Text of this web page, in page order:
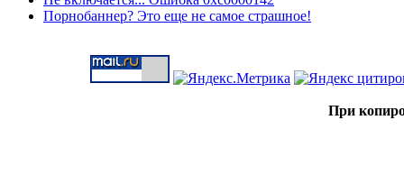
Порнобаннер? Это еще не самое страшное!
При